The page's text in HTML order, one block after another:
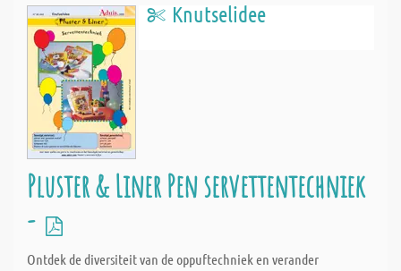
Knutselidee
Pluster & Liner Pen servettentechniek
-
Ontdek de diversiteit van de oppuftechniek en verander